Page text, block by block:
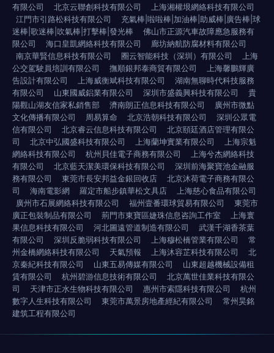
有限公司
北京云聯創科技有限公司
上海湘權垠網絡科技有限公司
江門市引路松科技有限公司
充氣棒|啦啦棒|加油棒|助威棒|廣告棒|球
迷棒|歌迷棒|吹氣棒|打擊棒|發光棒
佛山市正源汽車故障應急服務有
限公司
海口皇凱網絡科技有限公司
廊坊納航防腐材料有限公司
南京華賢信息科技有限公司
圈云智能科技（深圳）有限公司
上海
公交駕駛員培訓有限公司
撫順銀邦泰商貿有限公司
上海馨鵬輝廣
告設計有限公司
上海威衡斌科技有限公司
湖南無聊時代科技服務
有限公司
山東國威鋁業有限公司 深圳市盛義興科技有限公司
貴
陽觀山湖友信家私銷售部
濟南朗正信息科技有限公司
廣州市微點
文化傳播有限公司
周易算命 北京浩朝科技有限公司
深圳公眾電
信有限公司
北京睿云信息科技有限公司
北京頤廷酒店管理有限公
司
北京中弘國盛科技有限公司 上海蘭坤實業有限公司
上海宗魁
網絡科技有限公司
杭州貝佳電子商務有限公司
上海兮杰網絡科技
有限公司
北京藍天潔美環保科技有限公司
深圳前海聚寶池金融服
務有限公司
東莞市長安邦益金銀回收店
北京沐荷電子商務有限公
司
海南電影網 羅定市船步鎮華松文具店
上海慈心食品有限公司
廣州市石展網絡科技有限公司
福州壹番環球貿易有限公司
東莞市
廣正包裝制品有限公司
荊門市東寶區婕珠信息咨詢工作室
上海寰
果信息科技有限公司
河北圖遠管道制造有限公司
武漢千湖香茶葉
有限公司
深圳反脆弱科技有限公司 上海穆松橋管業有限公司
常
州金橋網絡科技有限公司
天氣預報 上海沐容芷科技有限公司
北
京秦紀科技有限公司
山東五易傳媒有限公司
山東超越機械設備租
賃有限公司
杭州碧游信息技術有限公司
北京萬世佳業科技有限公
司
天津市正水生物科技有限公司 惠州市索隱科技有限公司
杭州
數字人生科技有限公司
東莞市萬景房地產經紀有限公司
常州昊銘
建筑工程有限公司